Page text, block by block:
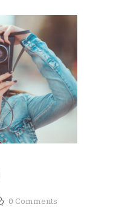
0 Comments